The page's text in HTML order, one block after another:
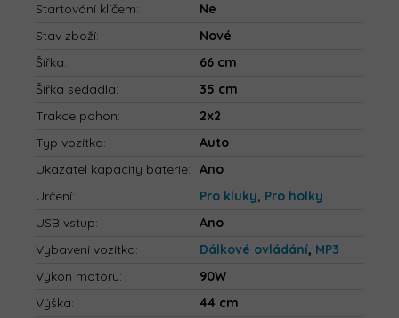
Startování klíčem:
Ne
Stav zboží:
Nové
Šířka:
66 cm
Šířka sedadla:
35 cm
Trakce pohon:
2x2
Typ vozítka:
Auto
Ukazatel kapacity baterie:
Ano
Určení: Pro kluky, Pro holky
USB vstup:
Ano
Vybavení vozítka: Dálkové ovládání, MP3
Výkon motoru:
90W
Výška:
44 cm